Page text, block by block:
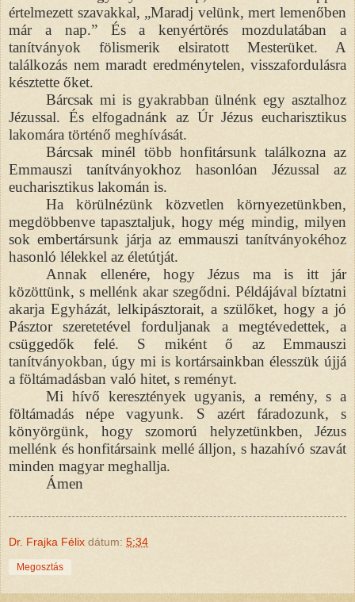
értelmezett szavakkal, „Maradj velünk, mert lemenőben
már a nap.” És a kenyértörés mozdulatában a
tanítványok fölismerik elsiratott Mesterüket. A
találkozás nem maradt eredménytelen, visszafordulásra
késztette őket.
Bárcsak mi is gyakrabban ülnénk egy asztalhoz
Jézussal. És elfogadnánk az Úr Jézus eucharisztikus
lakomára történő meghívását.
Bárcsak minél több honfitársunk találkozna az
Emmauszi tanítványokhoz hasonlóan Jézussal az
eucharisztikus lakomán is.
Ha körülnézünk közvetlen környezetünkben,
megdöbbenve tapasztaljuk, hogy még mindig, milyen
sok embertársunk járja az emmauszi tanítványokéhoz
hasonló lélekkel az életútját.
Annak ellenére, hogy Jézus ma is itt jár
közöttünk, s mellénk akar szegődni. Példájával bíztatni
akarja Egyházát, lelkipásztorait, a szülőket, hogy a jó
Pásztor szeretetével forduljanak a megtévedettek, a
csüggedők felé. S miként ő az Emmauszi
tanítványokban, úgy mi is kortársainkban élesszük újjá
a föltámadásban való hitet, s reményt.
Mi hívő keresztények ugyanis, a remény, s a
föltámadás népe vagyunk. S azért fáradozunk, s
könyörgünk, hogy szomorú helyzetünkben, Jézus
mellénk és honfitársaink mellé álljon, s hazahívó szavát
minden magyar meghallja.
Ámen
Dr. Frajka Félix dátum: 5:34
Megosztás